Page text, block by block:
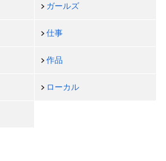
ガールズ
仕事
作品
ローカル